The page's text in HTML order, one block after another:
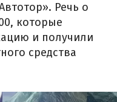
Речь о
которые
и получили
средства